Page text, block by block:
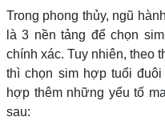
Trong phong thủy, ngũ
là 3 nền tảng để chọn
chính xác. Tuy nhiên, theo
thì chọn sim hợp tuổi
hợp thêm những yếu tố
sau: